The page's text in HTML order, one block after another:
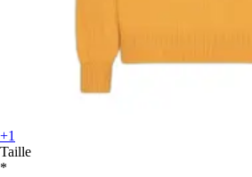
+1
Taille
*